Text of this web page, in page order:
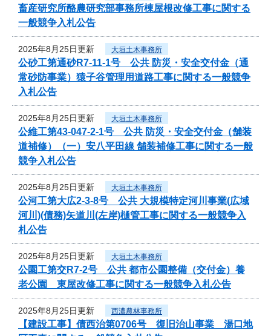
畜産研究所酪農研究部事務所棟屋根改修工事に関する
一般競争入札公告
2025年8月25日更新 大垣土木事務所
公砂工第通砂R7-11-1号 公共 防災・安全交付金（通
常砂防事業）猿子谷管理用道路工事に関する一般競争
入札公告
2025年8月25日更新 大垣土木事務所
公維工第43-047-2-1号 公共 防災・安全交付金（舗装
道補修）（一）安八平田線 舗装補修工事に関する一般
競争入札公告
2025年8月25日更新 大垣土木事務所
公河工第大広2-3-8号 公共 大規模特定河川事業(広域
河川)(債務)矢道川(左岸)樋管工事に関する一般競争入
札公告
2025年8月25日更新 大垣土木事務所
公園工第交R7-2号 公共 都市公園整備（交付金）養
老公園 東屋改修工事に関する一般競争入札公告
2025年8月25日更新 西濃農林事務所
【建設工事】債西治第0706号 復旧治山事業 湯口地